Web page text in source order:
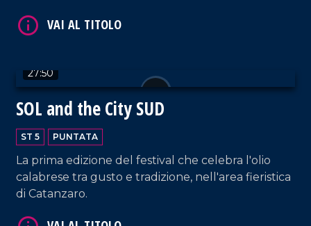
27:50
SOL and the City SUD
ST 5 PUNTATA
La prima edizione del festival che celebra l'olio
calabrese tra gusto e tradizione, nell'area fieristica
di Catanzaro.
VAI AL TITOLO